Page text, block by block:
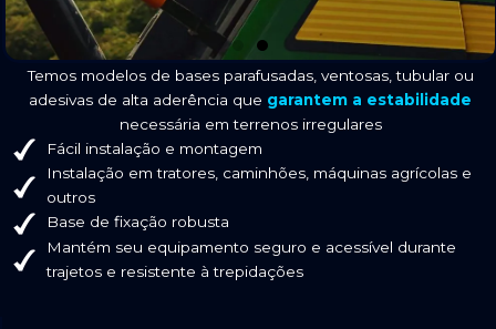
Temos modelos de bases parafusadas, ventosas, tubular ou
adesivas de alta aderência que garantem a estabilidade
necessária em terrenos irregulares
Fácil instalação e montagem
Instalação em tratores, caminhões, máquinas agrícolas e
outros
Base de fixação robusta
Mantém seu equipamento seguro e acessível durante
trajetos e resistente à trepidações